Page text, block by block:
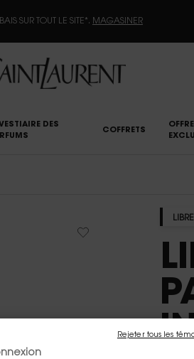
SUR TOUT LE SITE*. MAGASINER
VESTIAIRE DES
COFFRETS
LIBRE
Rejeter tous les